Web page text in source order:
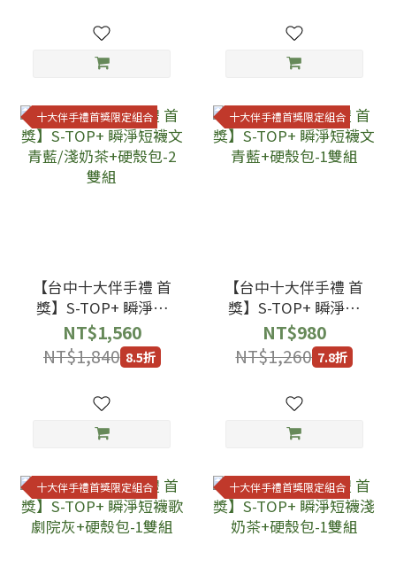
十大伴手禮首獎限定組合
【台中十大伴手禮 首
獎】S-TOP+ 瞬淨短
襪文青藍/淺奶茶+硬
殼包-2雙組
NT$1,560
NT$1,840 8.5折
十大伴手禮首獎限定組合
【台中十大伴手禮 首
獎】S-TOP+ 瞬淨短
襪文青藍+硬殼包-1雙
組
NT$980
NT$1,260 7.8折
十大伴手禮首獎限定組合 十大伴手禮首獎限定組合